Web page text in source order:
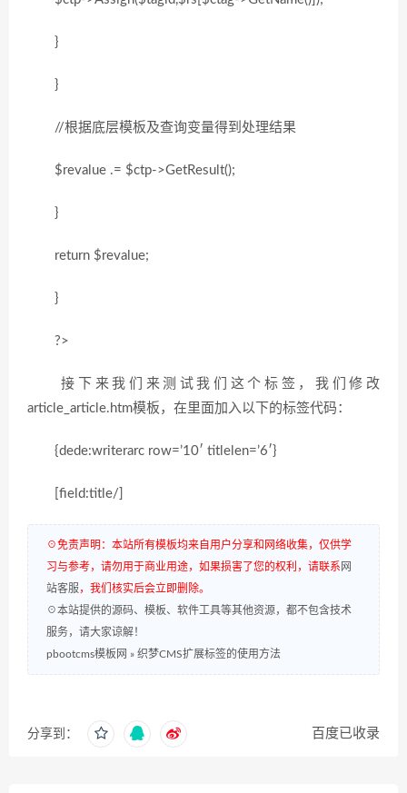
}
}
//根据底层模板及查询变量得到处理结果
$revalue .= $ctp->GetResult();
}
return $revalue;
}
?>
接下来我们来测试我们这个标签，我们修改
article_article.htm模板，在里面加入以下的标签代码：
{dede:writerarc row=’10′ titlelen=’6′}
[field:title/]
☉免责声明：本站所有模板均来自用户分享和网络收集，仅供学
习与参考，请勿用于商业用途，如果损害了您的权利，请联系 网
站客服，我们核实后会立即删除。
☉本站提供的源码、模板、软件工具等其他资源，都不包含技术
服务，请大家谅解！
pbootcms模板网 » 织梦CMS扩展标签的使用方法
分享到： 百度已收录